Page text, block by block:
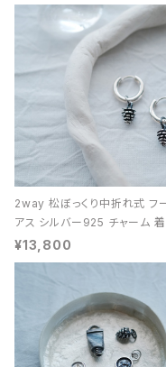
2way 松ぼっくり中折れ式 フ
アス シルバー925 チャーム
能 レディース ユニセックス
¥13,800